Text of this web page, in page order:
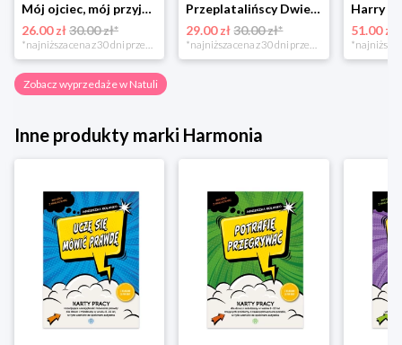
Mój ojciec, mój przyjaciel Element
26.00 zł30.00 zł*
*najniższa cena z 30 dni przed obniżką
Przeplatalińscy Dwie siostry
29.00 zł 30.00 zł*
*najniższa cena z 30 dni przed obniżką
51.00 zł
Zobacz wyprzedaże w Natuli
Inne produkty marki Harmonia